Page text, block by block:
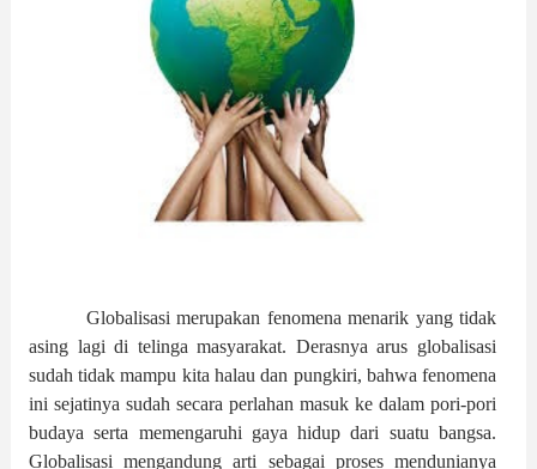
Globalisasi merupakan fenomena menarik yang tidak
asing lagi di telinga masyarakat. Derasnya arus globalisasi
sudah tidak mampu kita halau dan pungkiri, bahwa fenomena
ini sejatinya sudah secara perlahan masuk ke dalam pori-pori
budaya serta memengaruhi gaya hidup dari suatu bangsa.
Globalisasi mengandung arti sebagai proses mendunianya